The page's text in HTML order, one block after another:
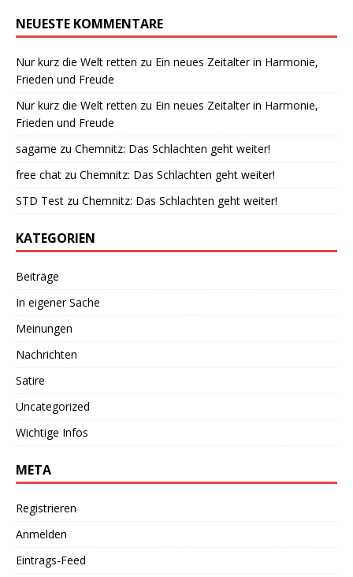
NEUESTE KOMMENTARE
Nur kurz die Welt retten zu Ein neues Zeitalter in Harmonie,
Frieden und Freude
Nur kurz die Welt retten zu Ein neues Zeitalter in Harmonie,
Frieden und Freude
sagame zu Chemnitz: Das Schlachten geht weiter!
free chat zu Chemnitz: Das Schlachten geht weiter!
STD Test zu Chemnitz: Das Schlachten geht weiter!
KATEGORIEN
Beiträge
In eigener Sache
Meinungen
Nachrichten
Satire
Uncategorized
Wichtige Infos
META
Registrieren
Anmelden
Eintrags-Feed